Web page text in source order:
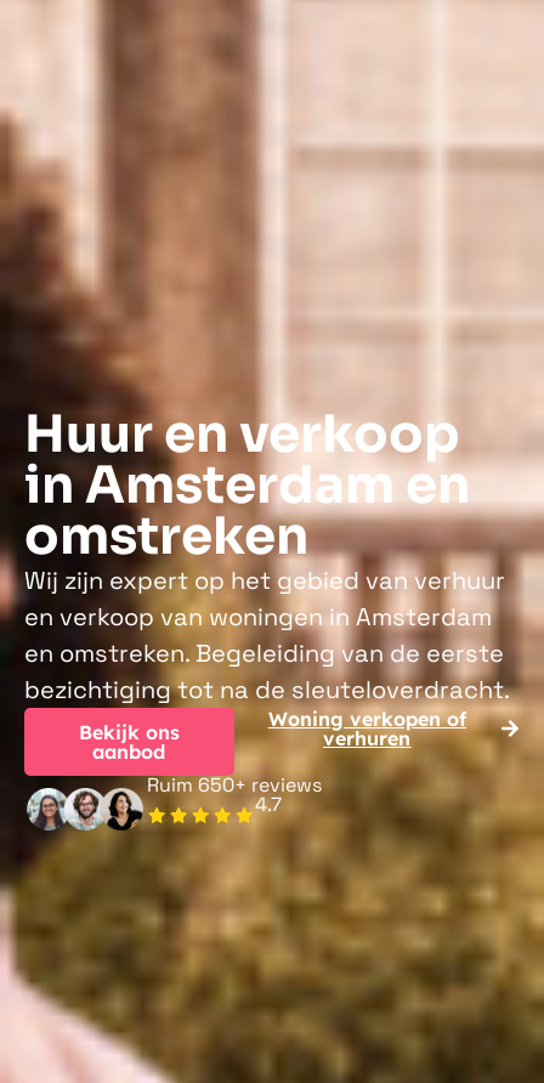
Huur en verkoop
in Amsterdam en
omstreken
Wij zijn expert op het gebied van verhuur
en verkoop van woningen in Amsterdam
en omstreken. Begeleiding van de eerste
bezichtiging tot na de sleuteloverdracht.
Bekijk ons
aanbod
Woning verkopen of
verhuren
Ruim 650+ reviews
4.7